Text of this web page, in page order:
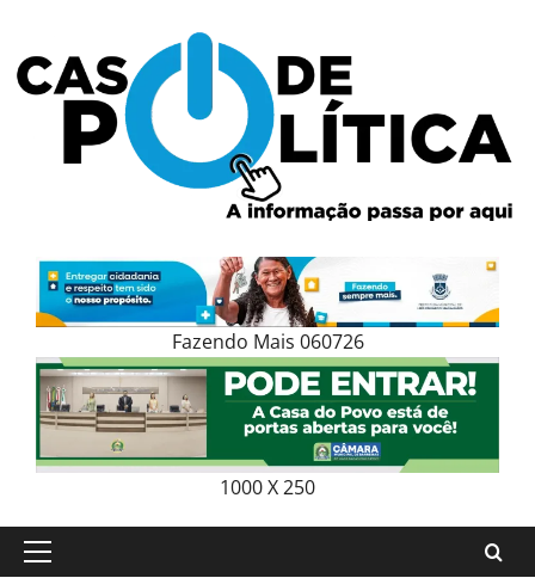
content
Fazendo Mais 060726
1000 X 250
Primary